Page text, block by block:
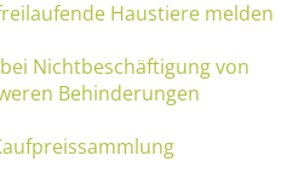
Haustiere melden
Nichtbeschäftigung von
Behinderungen